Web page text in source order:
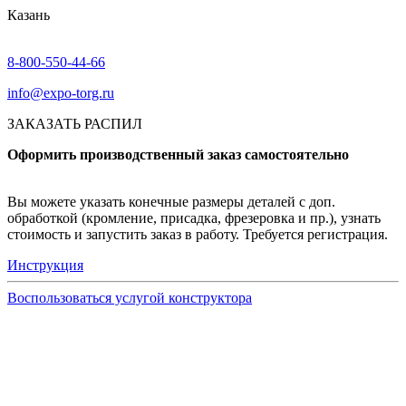
Казань
8-800-550-44-66
info@expo-torg.ru
ЗАКАЗАТЬ РАСПИЛ
Оформить производственный заказ самостоятельно
Вы можете указать конечные размеры деталей с доп.
обработкой (кромление, присадка, фрезеровка и пр.), узнать
стоимость и запустить заказ в работу. Требуется регистрация.
Инструкция
Воспользоваться услугой конструктора